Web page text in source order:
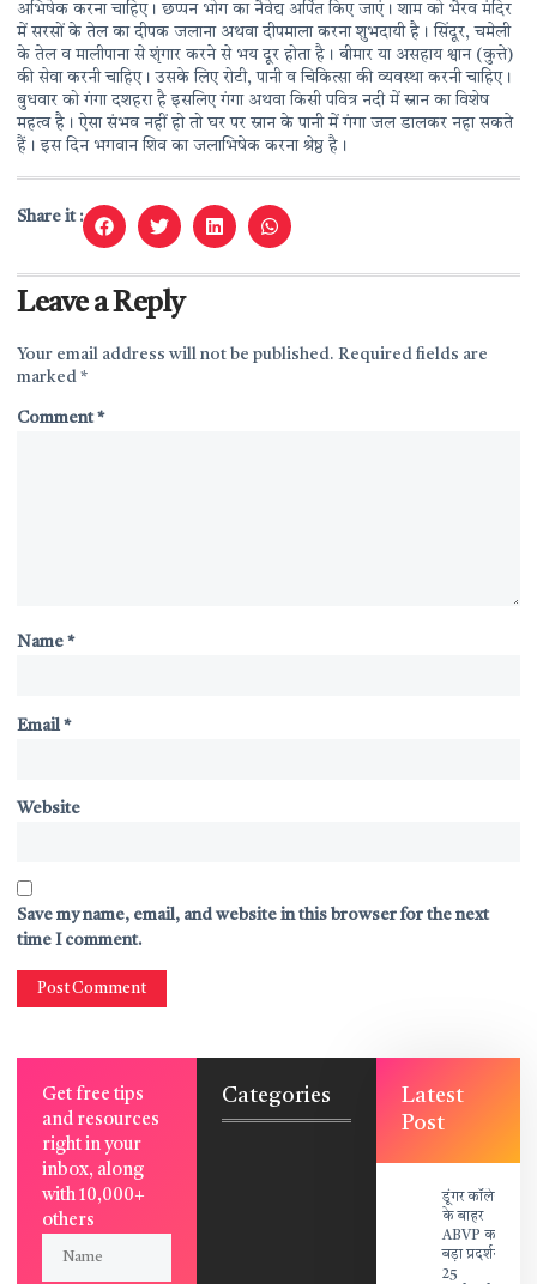
अभिषेक करना चाहिए। छप्पन भोग का नैवेद्य अर्पित किए जाएं। शाम को भैरव मंदिर
में सरसों के तेल का दीपक जलाना अथवा दीपमाला करना शुभदायी है। सिंदूर, चमेली
के तेल व मालीपाना से शृंगार करने से भय दूर होता है। बीमार या असहाय श्वान (कुत्ते)
की सेवा करनी चाहिए। उसके लिए रोटी, पानी व चिकित्सा की व्यवस्था करनी चाहिए।
बुधवार को गंगा दशहरा है इसलिए गंगा अथवा किसी पवित्र नदी में स्नान का विशेष
महत्व है। ऐसा संभव नहीं हो तो घर पर स्नान के पानी में गंगा जल डालकर नहा सकते
हैं। इस दिन भगवान शिव का जलाभिषेक करना श्रेष्ठ है।
Share it :
Leave a Reply
Your email address will not be published. Required fields are
marked *
Comment*
Name *
Email *
Website
Save my name, email, and website in this browser for the next
time I comment.
Get free tips
and resources
right in your
inbox, along
with 10,000+
others
Categories
Latest
Post
डूंगर कॉलेज
के बाहर
ABVP का
बड़ा प्रदर्शन,
25